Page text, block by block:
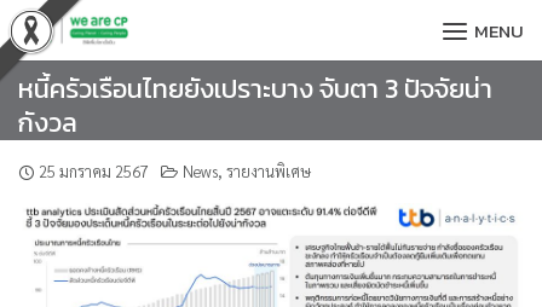
Skip
to
content
MENU
หนี้ครัวเรือนไทยยังเปราะบาง จับตา 3 ปัจจัยน่า
กังวล
25 มกราคม 2567 News, รายงานพิเศษ